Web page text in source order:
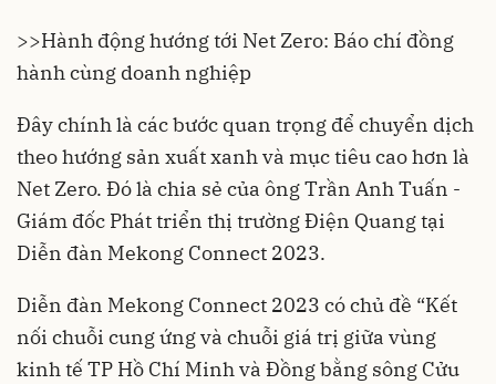
>>Hành động hướng tới Net Zero: Báo chí đồng
hành cùng doanh nghiệp
Đây chính là các bước quan trọng để chuyển dịch
theo hướng sản xuất xanh và mục tiêu cao hơn là
Net Zero. Đó là chia sẻ của ông Trần Anh Tuấn -
Giám đốc Phát triển thị trường Điện Quang tại
Diễn đàn Mekong Connect 2023.
Diễn đàn Mekong Connect 2023 có chủ đề “Kết
nối chuỗi cung ứng và chuỗi giá trị giữa vùng
kinh tế TP Hồ Chí Minh và Đồng bằng sông Cửu